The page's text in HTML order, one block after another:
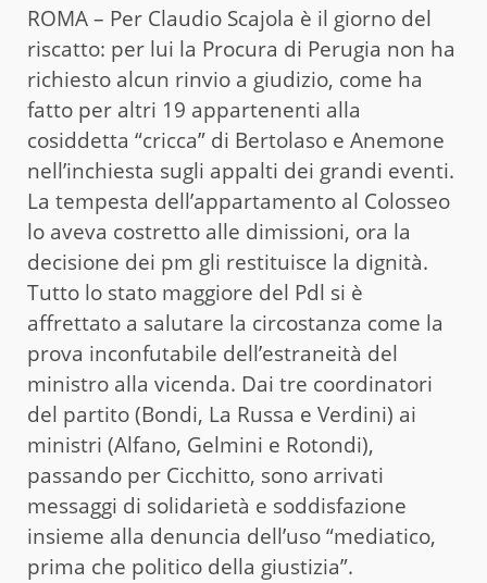
ROMA – Per Claudio Scajola è il giorno del
riscatto: per lui la Procura di Perugia non ha
richiesto alcun rinvio a giudizio, come ha
fatto per altri 19 appartenenti alla
cosiddetta “cricca” di Bertolaso e Anemone
nell’inchiesta sugli appalti dei grandi eventi.
La tempesta dell’appartamento al Colosseo
lo aveva costretto alle dimissioni, ora la
decisione dei pm gli restituisce la dignità.
Tutto lo stato maggiore del Pdl si è
affrettato a salutare la circostanza come la
prova inconfutabile dell’estraneità del
ministro alla vicenda. Dai tre coordinatori
del partito (Bondi, La Russa e Verdini) ai
ministri (Alfano, Gelmini e Rotondi),
passando per Cicchitto, sono arrivati
messaggi di solidarietà e soddisfazione
insieme alla denuncia dell’uso “mediatico,
prima che politico della giustizia”.